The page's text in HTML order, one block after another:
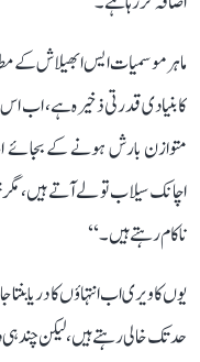
ماہر موسمیات ایس ابھیلاش کے
کا بنیادی قدرتی ذخیرہ ہے، اب
متوازن بارش ہونے کے بجائے
اچانک سیلاب تو لے آتے ہیں،
ناکام رہتے ہیں۔‘‘
یوں کاویری اب انتہاؤں کا دریا
حد تک خالی رہتے ہیں، لیکن چند